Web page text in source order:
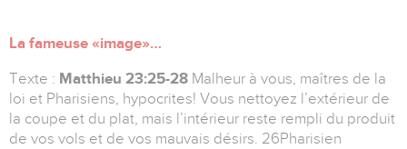
La fameuse «image»…
Texte : Matthieu 23:25-28 Malheur à vous, maîtres de la
loi et Pharisiens, hypocrites! Vous nettoyez l’extérieur de
la coupe et du plat, mais l’intérieur reste rempli du produit
de vos vols et de vos mauvais désirs. 26Pharisien